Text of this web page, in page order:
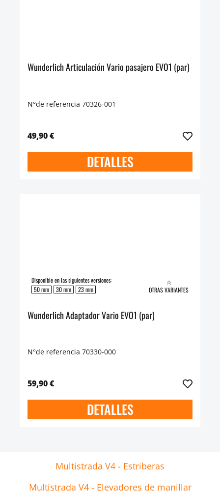
Wunderlich Articulación Vario pasajero EVO1 (par)
N°de referencia 70326-001
49,90 €
DETALLES
Disponible en las siguientes versiones:
50 mm
30 mm 23 mm OTRAS VARIANTES
Wunderlich Adaptador Vario EVO1 (par)
N°de referencia 70330-000
59,90 €
DETALLES
Multistrada V4 - Estriberas
Multistrada V4 - Elevadores de manillar